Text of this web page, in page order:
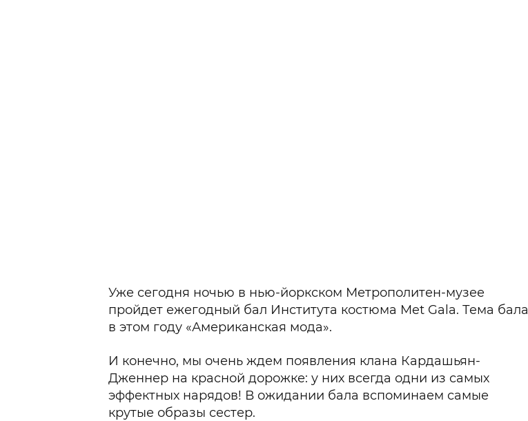
Уже сегодня ночью в нью-йоркском Метрополитен-музее
пройдет ежегодный бал Института костюма Met Gala. Тема бала
в этом году «Американская мода».
И конечно, мы очень ждем появления клана Кардашьян-
Дженнер на красной дорожке: у них всегда одни из самых
эффектных нарядов! В ожидании бала вспоминаем самые
крутые образы сестер.